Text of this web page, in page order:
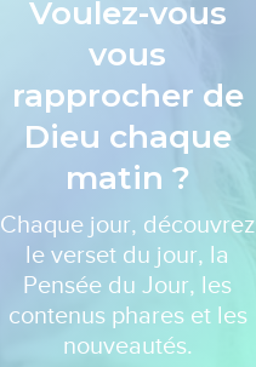
Voulez-vous
vous
rapprocher de
Dieu chaque
matin ?
Chaque jour, découvrez
le verset du jour, la
Pensée du Jour, les
contenus phares et les
nouveautés.